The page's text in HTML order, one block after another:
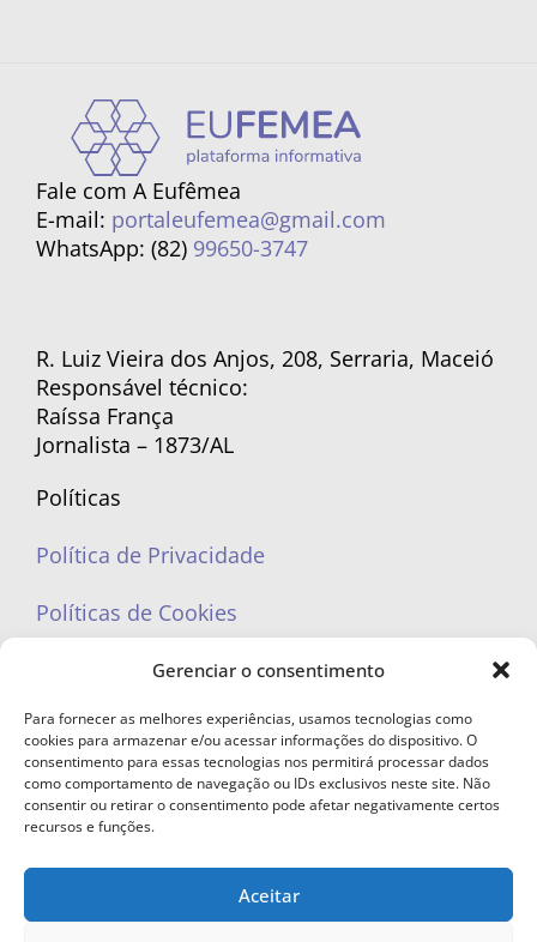
Gerenciar o consentimento
Para fornecer as melhores experiências, usamos tecnologias como
cookies para armazenar e/ou acessar informações do dispositivo. O
consentimento para essas tecnologias nos permitirá processar dados
como comportamento de navegação ou IDs exclusivos neste site. Não
consentir ou retirar o consentimento pode afetar negativamente certos
recursos e funções.
Aceitar
Fale com A Eufêmea
E-mail: portaleufemea@gmail.com
WhatsApp: (82) 99650-3747
R. Luiz Vieira dos Anjos, 208, Serraria, Maceió
Responsável técnico:
Raíssa França
Jornalista – 1873/AL
Políticas
Política de Privacidade
Políticas de Cookies
portaleufemea@gmail.com
© Copyright 2023 - Todos os direitos reservados. Proibida cópia total ou
parcial sem autorização.